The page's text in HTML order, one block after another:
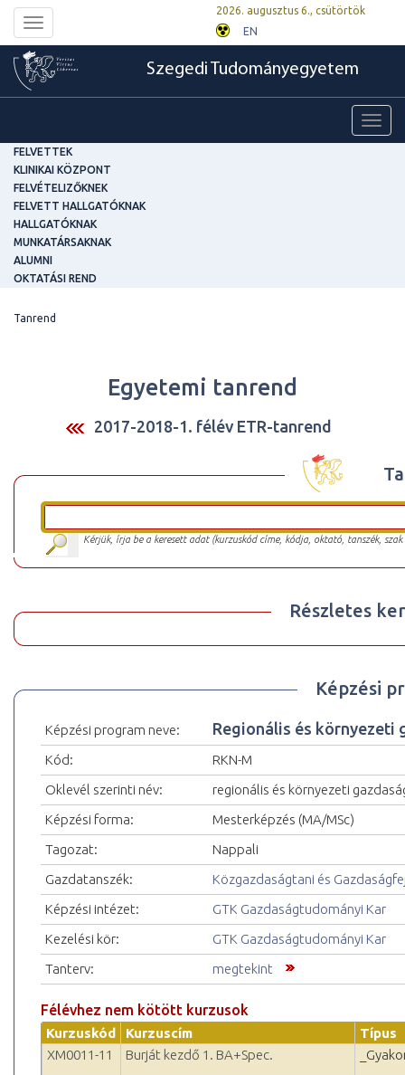
Toggle
navigation
2026. augusztus 6., csütörtök
EN
Szegedi Tudományegyetem
FELVETTEK
KLINIKAI KÖZPONT
FELVÉTELIZŐKNEK
FELVETT HALLGATÓKNAK
HALLGATÓKNAK
MUNKATÁRSAKNAK
ALUMNI
OKTATÁSI REND
Tanrend
Egyetemi tanrend
2017-2018-1. félév ETR-tanrend
Kérjük, írja be a keresett adat (kurzuskód címe, kódja, oktató, tanszék,
Részletes
Képzési
Képzési program neve: Regionális és környezeti
Kód:
RKN-M
Oklevél szerinti név:
regionális és környezeti
Képzési forma:
Mesterképzés (MA/MSc)
Tagozat:
Nappali
Gazdatanszék:
Közgazdaságtani és
Képzési intézet:
GTK Gazdaságtudományi Kar
Kezelési kör:
GTK Gazdaságtudományi Kar
Tanterv:
megtekint
Félévhez nem kötött kurzusok
Kurzuskód Kurzuscím
Típus
XM0011-11
Burját kezdő 1. BA+Spec.